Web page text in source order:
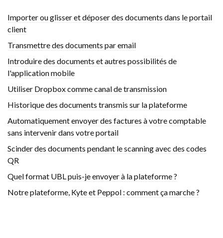
Importer ou glisser et déposer des documents dans le portail
client
Transmettre des documents par email
Introduire des documents et autres possibilités de
l'application mobile
Utiliser Dropbox comme canal de transmission
Historique des documents transmis sur la plateforme
Automatiquement envoyer des factures à votre comptable
sans intervenir dans votre portail
Scinder des documents pendant le scanning avec des codes
QR
Quel format UBL puis-je envoyer à la plateforme ?
Notre plateforme, Kyte et Peppol : comment ça marche ?